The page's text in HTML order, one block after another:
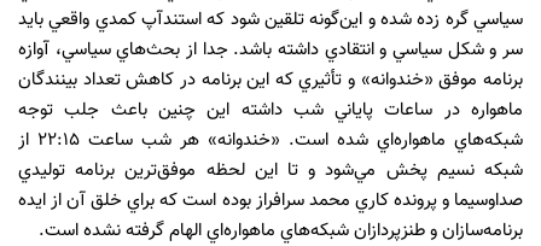
سياسي گره زده شده و اين‌گونه تلقين شود كه استندآپ كمدي واقعي بايد
سر و شكل سياسي و انتقادي داشته باشد. جدا از بحث‌هاي سياسي، آوازه
برنامه موفق «خندوانه» و تأثيري كه اين برنامه در كاهش تعداد بينندگان
ماهواره در ساعات پاياني شب داشته اين چنين باعث جلب توجه
شبكه‌هاي ماهواره‌اي شده است. «‌خندوانه» هر شب ساعت 22:15 از
شبكه نسيم پخش مي‌شود و تا اين لحظه موفق‌ترين برنامه توليدي
صداوسيما و پرونده كاري محمد سرافراز بوده است كه براي خلق آن از ايده
برنامه‌سازان و طنزپردازان شبكه‌هاي ماهواره‌اي الهام گرفته نشده است.